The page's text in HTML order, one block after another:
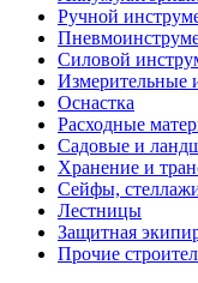
Ручной
Силовой
Измерительные
Оснастка
Расходные
Садовые и
Хранение и
Сейфы,
Лестницы
Защитная
Прочие